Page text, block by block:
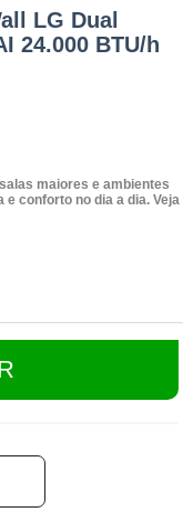
LG Dual
24.000 BTU/h
maiores e ambientes
conforto no dia a dia. Veja